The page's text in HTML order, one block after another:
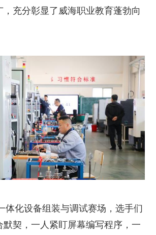
，充分彰显了威海职业教育蓬勃向
化设备组装与调试赛场，选手们
默契，一人紧盯屏幕编写程序，一